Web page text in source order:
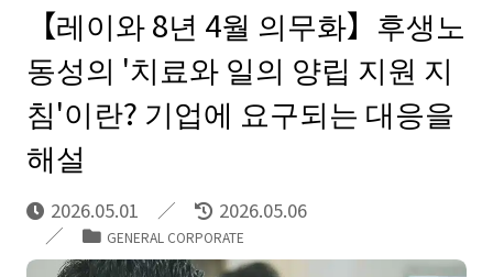
【레이와 8년 4월 의무화】후생노
동성의 '치료와 일의 양립 지원 지
침'이란? 기업에 요구되는 대응을
해설
2026.05.01 2026.05.06
GENERAL CORPORATE